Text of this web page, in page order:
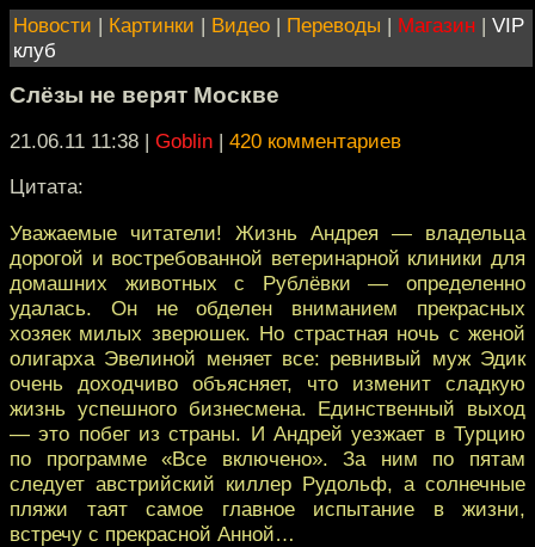
Новости | Картинки | Видео | Переводы | Магазин | VIP
клуб
Слёзы не верят Москве
21.06.11 11:38 | Goblin | 420 комментариев
Цитата:
Уважаемые читатели! Жизнь Андрея — владельца
дорогой и востребованной ветеринарной клиники для
домашних животных с Рублёвки — определенно
удалась. Он не обделен вниманием прекрасных
хозяек милых зверюшек. Но страстная ночь с женой
олигарха Эвелиной меняет все: ревнивый муж Эдик
очень доходчиво объясняет, что изменит сладкую
жизнь успешного бизнесмена. Единственный выход
— это побег из страны. И Андрей уезжает в Турцию
по программе «Все включено». За ним по пятам
следует австрийский киллер Рудольф, а солнечные
пляжи таят самое главное испытание в жизни,
встречу с прекрасной Анной…